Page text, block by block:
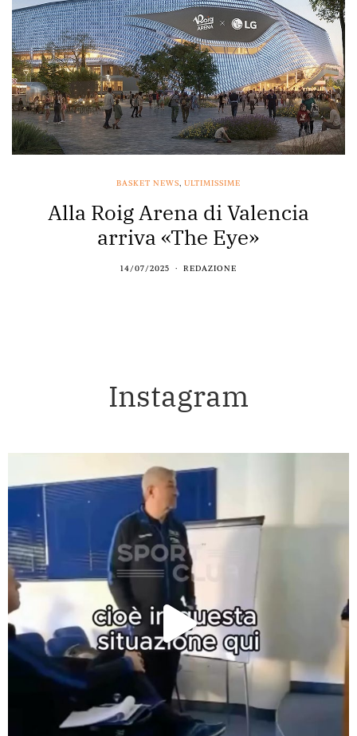
BASKET NEWS, ULTIMISSIME
Alla Roig Arena di Valencia
arriva «The Eye»
14/07/2025 REDAZIONE
Instagram